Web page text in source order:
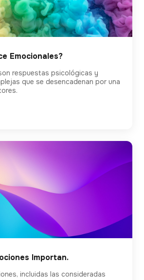
Emocionales?
respuestas psicológicas y
que se desencadenan por una
Importan.
incluidas las consideradas